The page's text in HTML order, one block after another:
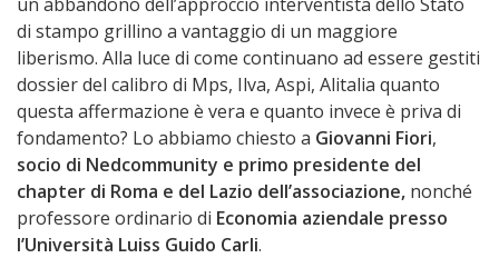
di stampo grillino a vantaggio di un maggiore
liberismo. Alla luce di come continuano ad essere gestiti
dossier del calibro di Mps, Ilva, Aspi, Alitalia quanto
questa affermazione è vera e quanto invece è priva di
fondamento? Lo abbiamo chiesto a Giovanni Fiori,
socio di Nedcommunity e primo presidente del
chapter di Roma e del Lazio dell’associazione, nonché
professore ordinario di Economia aziendale presso
l’Università Luiss Guido Carli.